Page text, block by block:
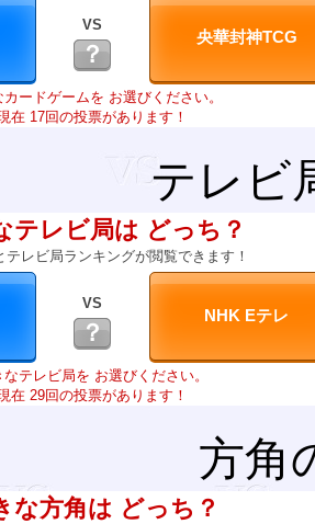
VS
？
ードゲームを お選びください。
在 17回の投票があります！
テレビ
テレビ局は どっち？
テレビ局ランキングが閲覧できます！
VS
？
なテレビ局を お選びください。
在 29回の投票があります！
方角
な方角は どっち？